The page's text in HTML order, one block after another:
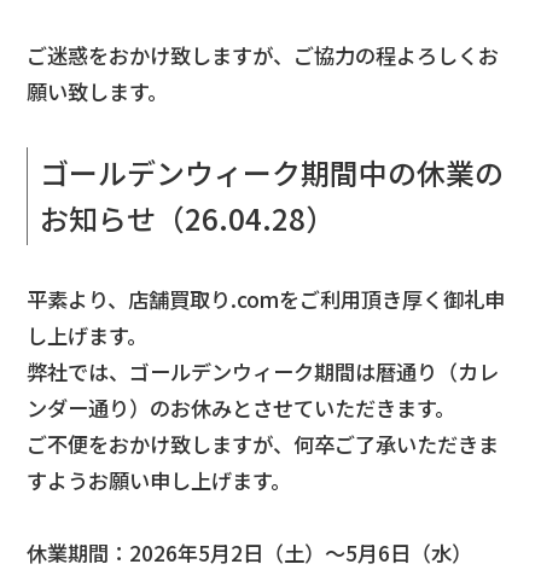
ご迷惑をおかけ致しますが、ご協力の程よろしくお
願い致します。
ゴールデンウィーク期間中の休業の
お知らせ（26.04.28）
平素より、店舗買取り.comをご利用頂き厚く御礼申
し上げます。
弊社では、ゴールデンウィーク期間は暦通り（カレ
ンダー通り）のお休みとさせていただきます。
ご不便をおかけ致しますが、何卒ご了承いただきま
すようお願い申し上げます。
休業期間：2026年5月2日（土）～5月6日（水）